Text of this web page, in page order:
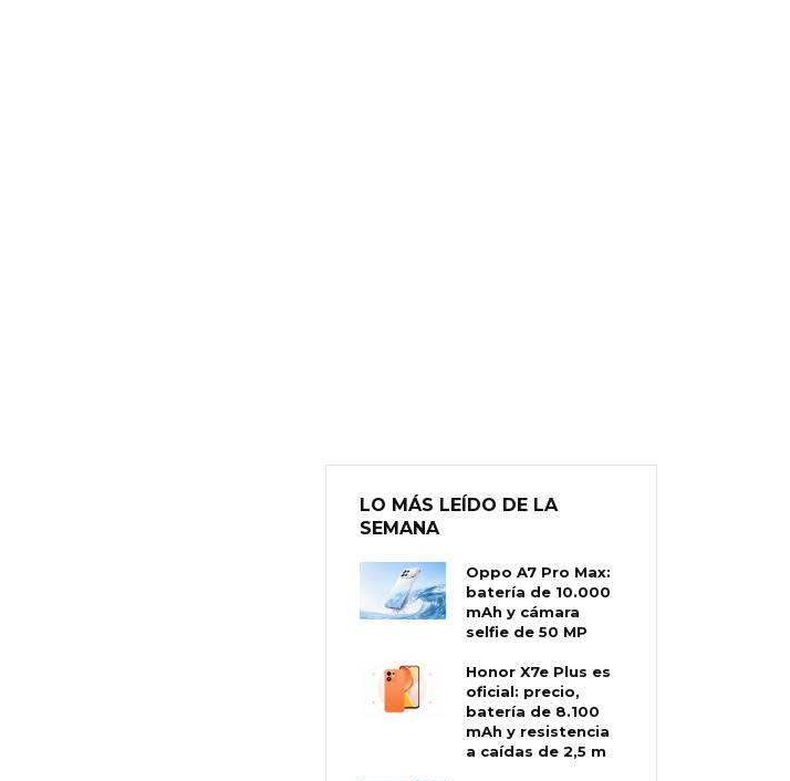
LO MÁS LEÍDO DE LA
SEMANA
Oppo A7 Pro Max:
batería de 10.000
mAh y cámara
selfie de 50 MP
Honor X7e Plus es
oficial: precio,
batería de 8.100
mAh y resistencia
a caídas de 2,5 m